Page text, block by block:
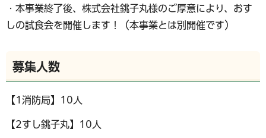
・本事業終了後、株式会社銚子丸様のご厚意により、おす
しの試食会を開催します！（本事業とは別開催です）
募集人数
【1消防局】10人
【2すし銚子丸】10人